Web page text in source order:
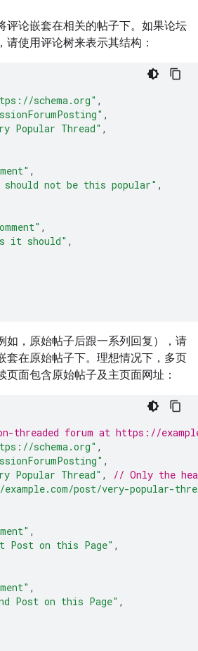
评论嵌套在相关的帖子下。如果论坛
请使用评论树来表示其结构：
schema.org" ,
,
Popular Thread" ,
,
should not be this popular" ,
,
it should" ,
如，原始帖子后跟一系列回复），请
套在原始帖子下。理想情况下，多页
页面包含原始帖子及主页面网址：
threaded forum at https://
schema.org" ,
,
Popular Thread" ,
// Only the
post/very-popular-
,
Post on this Page" ,
,
Post on this Page" ,